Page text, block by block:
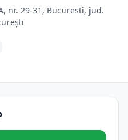
A, nr. 29-31, Bucuresti, jud.